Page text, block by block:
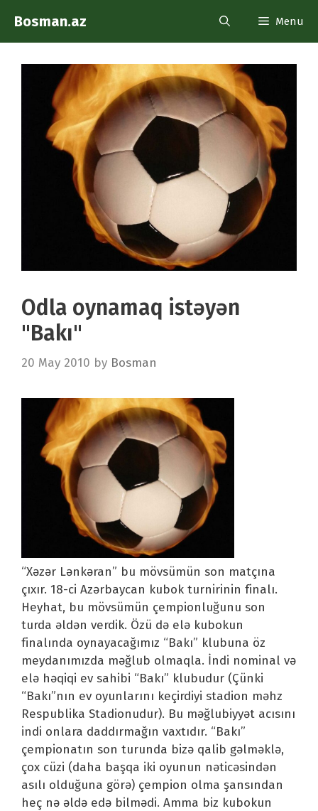
content
Bosman.az Menu
Odla oynamaq istəyən
"Bakı"
20 May 2010 by Bosman
“Xəzər Lənkəran” bu mövsümün son matçına
çıxır. 18-ci Azərbaycan kubok turnirinin finalı.
Heyhat, bu mövsümün çempionluğunu son
turda əldən verdik. Özü də elə kubokun
finalında oynayacağımız “Bakı” klubuna öz
meydanımızda məğlub olmaqla. İndi nominal və
elə həqiqi ev sahibi “Bakı” klubudur (Çünki
“Bakı”nın ev oyunlarını keçirdiyi stadion məhz
Respublika Stadionudur). Bu məğlubiyyət acısını
indi onlara daddırmağın vaxtıdır. “Bakı”
çempionatın son turunda bizə qalib gəlməklə,
çox cüzi (daha başqa iki oyunun nəticəsindən
asılı olduğuna görə) çempion olma şansından
heç nə əldə edə bilmədi. Amma biz kubokun